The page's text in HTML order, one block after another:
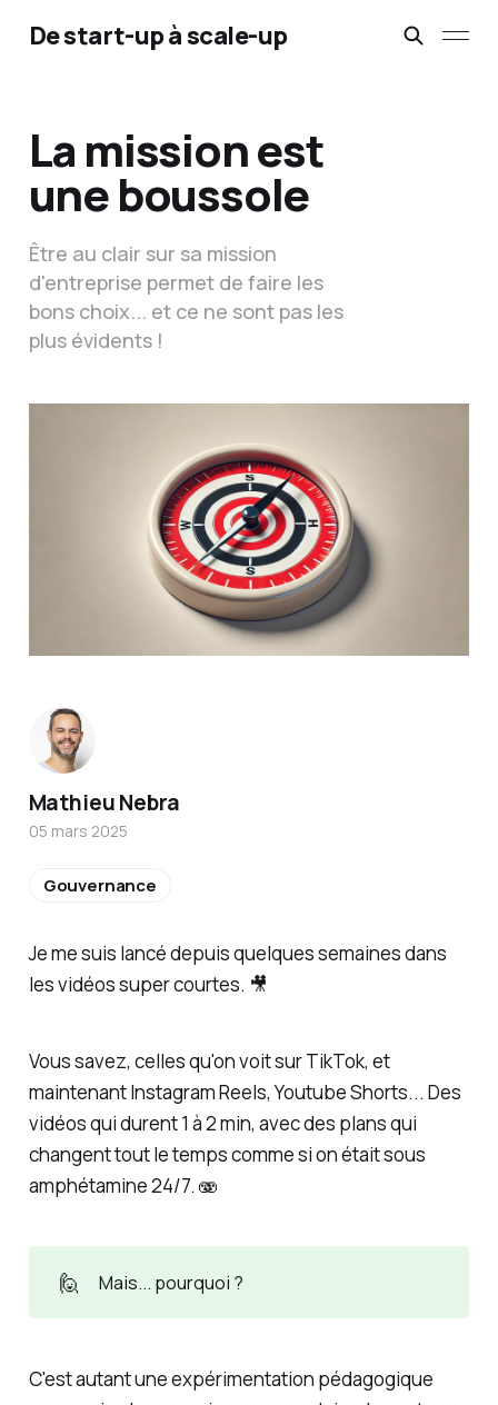
De start-up à scale-up
La mission est
une boussole
Être au clair sur sa mission
d'entreprise permet de faire les
bons choix... et ce ne sont pas les
plus évidents !
Je me suis lancé depuis quelques semaines dans
les vidéossuper courtes. 🎥
Vous savez, celles qu'on voit sur TikTok, et
maintenant Instagram Reels, Youtube Shorts... Des
vidéos qui durent 1 à 2 min, avec des plans qui
changent tout le temps comme si on était sous
amphétamine 24/7. 🫨
🙋 Mais... pourquoi ?
C'est autant une expérimentation pédagogique
Mathieu Nebra
05 mars 2025
Gouvernance